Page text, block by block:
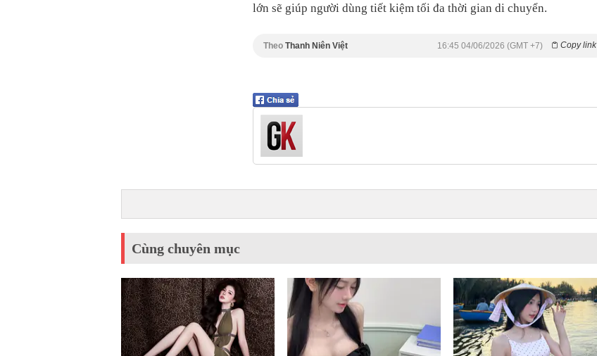
lớn sẽ giúp người dùng tiết kiệm tối đa thời gian di chuyển.
Theo Thanh Niên Việt Copy link
16:45 04/06/2026 (GMT +7)
Cùng chuyên mục